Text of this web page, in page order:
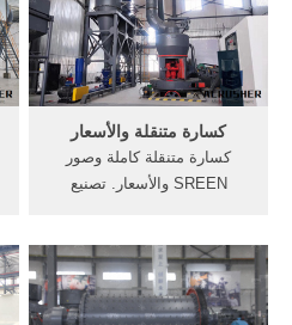
والتي تقع شرقي جوهانسبرج
في جنوب افريقيا ...
كسارة متنقلة والأسعار
كسارة متنقلة كاملة وصور
SREEN والأسعار. تصنيع
كسارة متنقلة تطبيق فورمان,,
وانواع وصور بزيارة تصنيع.al
akhbarوالأسعار؟, تثمر غرسة